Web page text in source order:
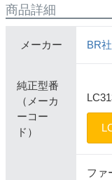
商品詳細
メーカー BR社
純正型番
（メーカ
ーコー
ド）
ファ